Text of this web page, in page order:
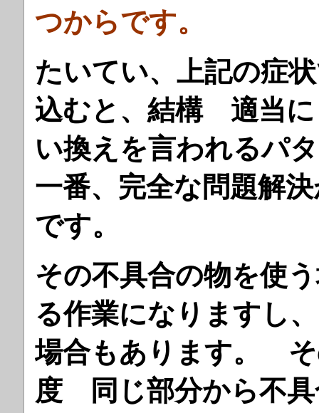
つからです。
たいてい、上記の症
込むと、結構 適当に
い換えを言われるパ
一番、完全な問題解
です。
その不具合の物を使
る作業になりますし
場合もあります。 そ
度 同じ部分から不具